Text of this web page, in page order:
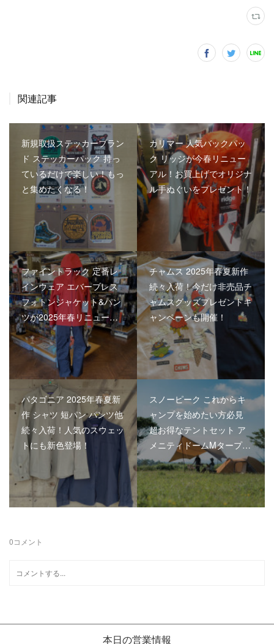
関連記事
新規取扱ステッカーブラン
ド ステッカーパック 持っ
ているだけで楽しい！もっ
と集めたくなる！
カリマー 人気バックパッ
ク リッジが今春リニュー
アル！お買上げでオリジナ
ル手ぬぐいをプレゼント！
ファイントラック 定番レ
インウェア エバーブレス
フォトンジャケット&パン
ツが2025年春リニュー…
チャムス 2025年春夏新作
続々入荷！今だけ非売品チ
ャムスグッズプレゼントキ
ャンペーンも開催！
パタゴニア 2025年春夏新
作 シャツ 短パン パンツ他
続々入荷！人気のスウェッ
トにも新色登場！
スノーピーク これからキ
ャンプを始めたい方必見
超お得なテントセット ア
メニティドームMタープ…
0コメント
本日の営業情報